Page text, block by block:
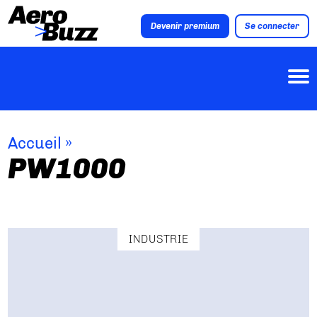
Devenir premium Se connecter
Accueil »
PW1000
INDUSTRIE